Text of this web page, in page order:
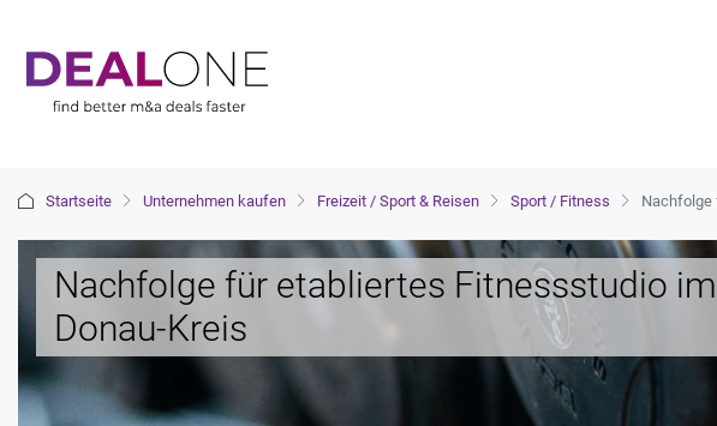
Startseite Unternehmen kaufen Freizeit / Sport & Reisen Sport / Fitness Nachfolge
Nachfolge für etabliertes Fitnessstudio
Donau-Kreis